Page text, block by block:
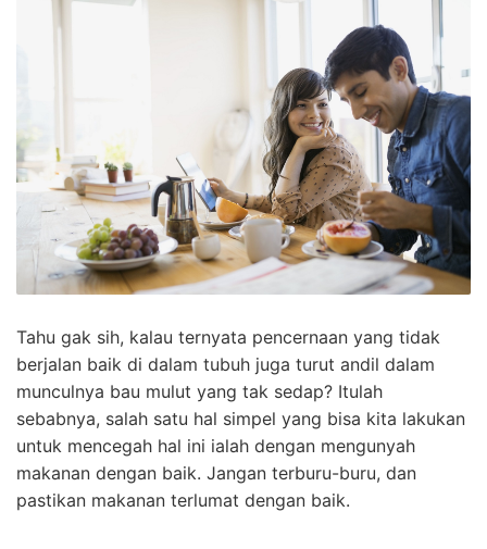
Tahu gak sih, kalau ternyata pencernaan yang tidak
berjalan baik di dalam tubuh juga turut andil dalam
munculnya bau mulut yang tak sedap? Itulah
sebabnya, salah satu hal simpel yang bisa kita lakukan
untuk mencegah hal ini ialah dengan mengunyah
makanan dengan baik. Jangan terburu-buru, dan
pastikan makanan terlumat dengan baik.